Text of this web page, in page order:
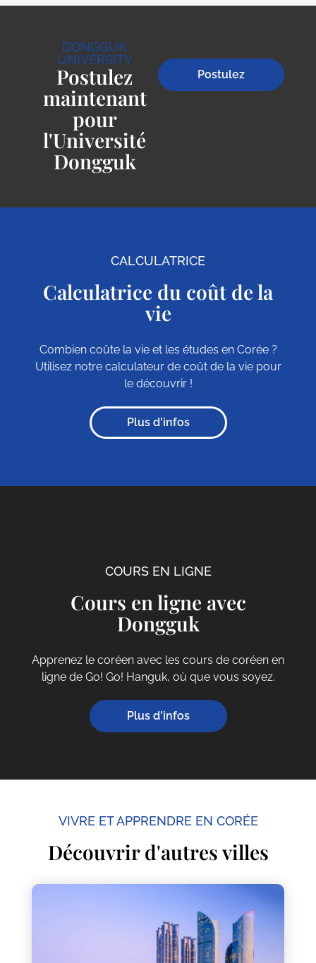
DONGGUK
UNIVERSITY
Postulez
maintenant
pour
l'Université
Dongguk
Postulez
CALCULATRICE
Calculatrice du coût de la
vie
Combien coûte la vie et les études en Corée ?
Utilisez notre calculateur de coût de la vie pour
le découvrir !
Plus d'infos
COURS EN LIGNE
Cours en ligne avec
Dongguk
Apprenez le coréen avec les cours de coréen en
ligne de Go! Go! Hanguk, où que vous soyez.
Plus d'infos
VIVRE ET APPRENDRE EN CORÉE
Découvrir d'autres villes